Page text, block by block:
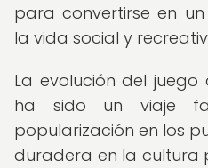
para convertirse en
la vida social y
La evolución del
ha sido un viaje
popularización en los
duradera en la cultura